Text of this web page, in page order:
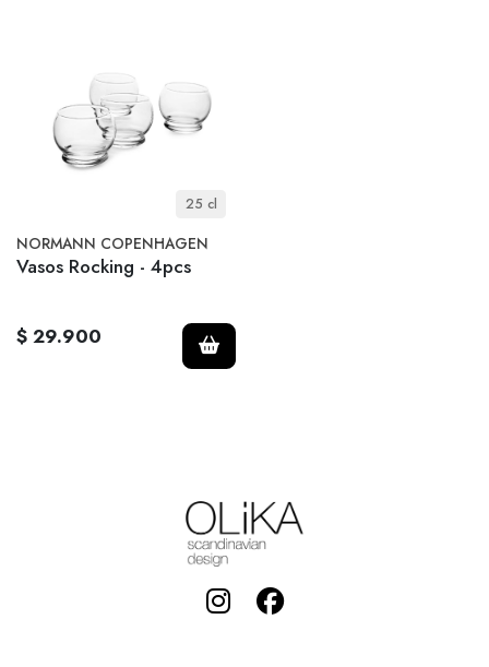
25 cl
NORMANN COPENHAGEN
Vasos Rocking - 4pcs
$ 29.900